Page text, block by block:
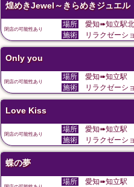
煌めきJewel～きらめきジュエル
閉店の可能性あり
場所 愛知➠知立駅
施術 リラクゼーシ
Only you
閉店の可能性あり
場所 愛知➠知立駅
施術 リラクゼーシ
Love Kiss
閉店の可能性あり
場所 愛知➠知立駅
施術 リラクゼーシ
蝶の夢
場所 愛知➠知立駅